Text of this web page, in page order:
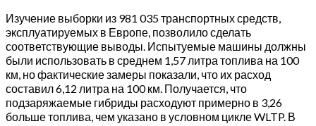
Изучение выборки из 981 035 транспортных средств,
эксплуатируемых в Европе, позволило сделать
соответствующие выводы. Испытуемые машины должны
были использовать в среднем 1,57 литра топлива на 100
км, но фактические замеры показали, что их расход
составил 6,12 литра на 100 км. Получается, что
подзаряжаемые гибриды расходуют примерно в 3,26
больше топлива, чем указано в условном цикле WLTP. В